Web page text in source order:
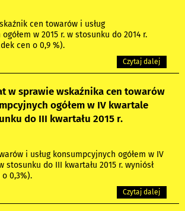
cen towarów i usług
w 2015 r. w stosunku do 2014 r.
cen o 0,9 %).
Czytaj dalej
w sprawie wskaźnika cen towarów
ogółem w IV kwartale
do III kwartału 2015 r.
i usług konsumpcyjnych ogółem w IV
stosunku do III kwartału 2015 r. wyniósł
0,3%).
Czytaj dalej